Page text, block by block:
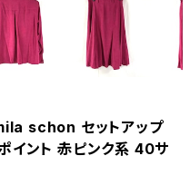
schon セットアップ
イント 赤ピンク系 40サ